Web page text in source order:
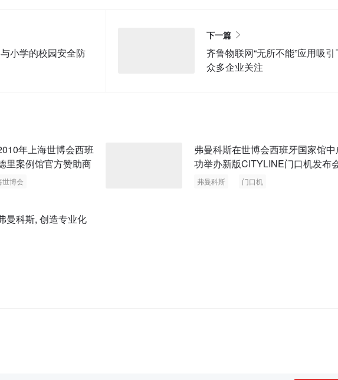
小学的校园安全防
下一篇
齐鲁物联网“无所不能”应用吸引
众多企业关注
年上海世博会西班
里案例馆官方赞助商
世博会
弗曼科斯在世博会西班牙国家馆
功举办新版CITYLINE门口机发布
弗曼科斯 门口机
曼科斯, 创造专业化